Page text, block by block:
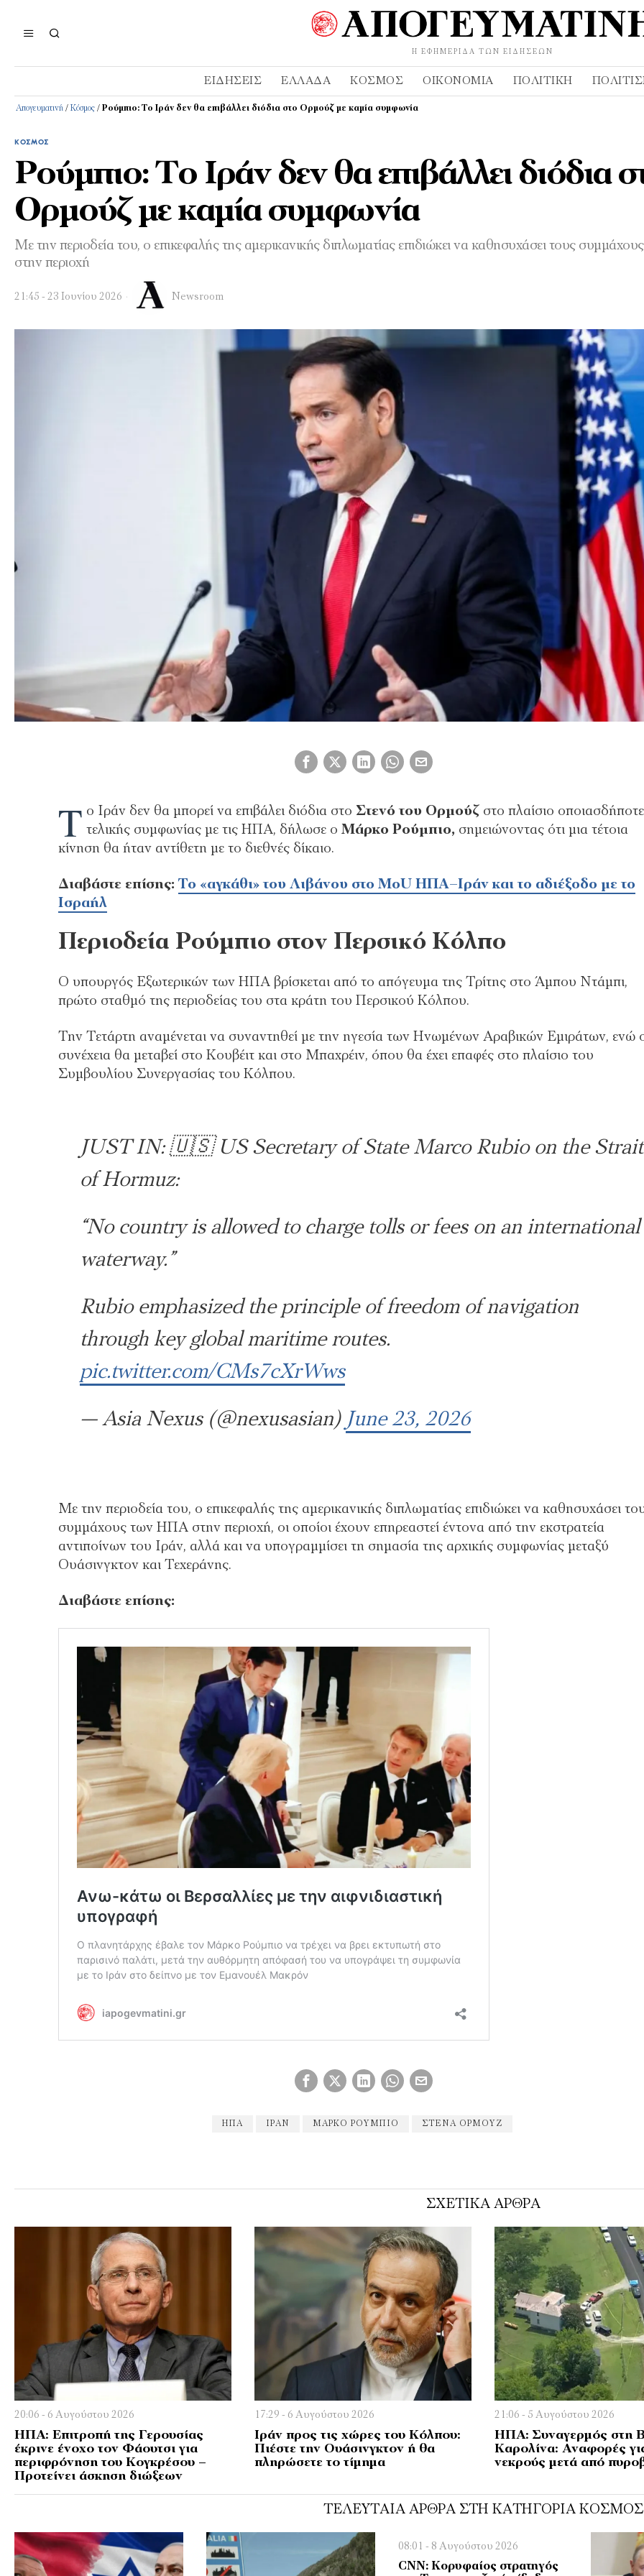
Η ΕΦΗΜΕΡΊΔΑ ΤΩΝ ΕΙΔΉΣΕΩΝ
ΕΙΔΉΣΕΙΣ ΕΛΛΆΔΑ ΚΌΣΜΟΣ ΟΙΚΟΝΟΜΊΑ ΠΟΛΙΤΙΚΉ
Απογευματινή / Κόσμος / Ρούμπιο: Το Ιράν δεν θα επιβάλλει διόδια στο Ορμούζ με καμία συμφωνία
ΚΌΣΜΟΣ
Ρούμπιο: Το Ιράν δεν θα επιβάλλει διόδια
Ορμούζ με καμία συμφωνία
Με την περιοδεία του, ο επικεφαλής της αμερικανικής διπλωματίας επιδιώκει να καθησυχάσει τους
στην περιοχή
21:45 - 23 Ιουνίου 2026 Newsroom
Τ ο Ιράν δεν θα μπορεί να επιβάλει διόδια στο Στενό του Ορμούζ στο πλαίσιο οποιασδήποτε
τελικής συμφωνίας με τις ΗΠΑ, δήλωσε οΜάρκο Ρούμπιο, σημειώνοντας ότι μια τέτοια
κίνηση θα ήταν αντίθετη με το διεθνές δίκαιο.
Διαβάστε επίσης: Το «αγκάθι» του Λιβάνου στο MoU ΗΠΑ–Ιράν και το αδιέξοδο με το
Ισραήλ
Περιοδεία Ρούμπιο στον Περσικό Κόλπο
Ο υπουργός Εξωτερικών των ΗΠΑ βρίσκεται από το απόγευμα της Τρίτης στο Άμπου Ντάμπι,
πρώτο σταθμό της περιοδείας του στα κράτη του Περσικού Κόλπου.
Την Τετάρτη αναμένεται να συναντηθεί με την ηγεσία των Ηνωμένων Αραβικών Εμιράτων, ενώ
συνέχεια θα μεταβεί στο Κουβέιτ και στο Μπαχρέιν, όπου θα έχει επαφές στο πλαίσιο του
Συμβουλίου Συνεργασίας του Κόλπου.
JUST IN: 🇺🇸 US Secretary of State Marco Rubio on the Strait
of Hormuz:
“No country is allowed to charge tolls or fees on an international
waterway.”
Rubio emphasized the principle of freedom of navigation
through key global maritime routes.
pic.twitter.com/CMs7cXrWws
— Asia Nexus (@nexusasian) June 23, 2026
Με την περιοδεία του, ο επικεφαλής της αμερικανικής διπλωματίας επιδιώκει να καθησυχάσει
συμμάχους των ΗΠΑ στην περιοχή, οι οποίοι έχουν επηρεαστεί έντονα από την εκστρατεία
αντιποίνων του Ιράν, αλλά και να υπογραμμίσει τη σημασία της αρχικής συμφωνίας μεταξύ
Ουάσινγκτον και Τεχεράνης.
Διαβάστε επίσης:
ΗΠΑ ΙΡΑΝ ΜΆΡΚΟ ΡΟΎΜΠΙΟ ΣΤΕΝΆ ΟΡΜΟΎΖ
ΣΧΕΤΙΚΑ ΑΡΘΡΑ
20:06 - 6 Αυγούστου 2026
ΗΠΑ: Επιτροπή της Γερουσίας
έκρινε ένοχο τον Φάουτσι για
περιφρόνηση του Κογκρέσου –
Προτείνει άσκηση διώξεων
17:29 - 6 Αυγούστου 2026
Ιράν προς τις χώρες του Κόλπου:
Πιέστε την Ουάσινγκτον ή θα
πληρώσετε το τίμημα
21:06 - 5 Αυγούστου 2026
ΗΠΑ: Συναγερμός στη
Καρολίνα: Αναφορές
νεκρούς μετά από
ΤΕΛΕΥΤΑΊΑ ΆΡΘΡΑ ΣΤΗ ΚΑΤΗΓΟΡΊΑ ΚΌΣΜΟΣ
08:01 - 8 Αυγούστου 2026
CNN: Κορυφαίος στρατηγός